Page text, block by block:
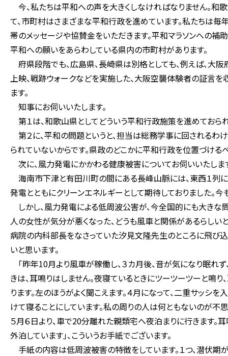
今、私たちは平和への声を大きくしなければなりません。和
て、市町村はさまざまな平和行政を進めています。私たちは
帯のメッセージや協賛金をいただきます。平和マラソンへの補
平和への願いをあらわしている県内の市町村があります。
府県段階でも、広島県、長崎県は別格としても、例えば、大
上映、戦跡ウォークなどを実施した、大阪空襲体験者の証言
ます。
知事にお伺いいたします。
第１は、和歌山県としてどういう平和行政施策を進めておられ
第２に、平和の問題というと、担当は総務学事に回されるわ
られていないからです。県政のどこかに平和行政を位置づける
次に、風力発電にかかわる健康被害についてお伺いいたしま
海南市下津と有田川町の間にある長峰山脈には、東西１列
発電とともにクリーンエネルギーとして期待しておりました。
しかし、風力発電による低周波公害が、今全国的にも大きな
人の女性が気分が悪くなった、どうも風車と関係があるらし
病院の内科部長をなさっていた汐見文隆先生のところに飛び
いと思います。
「昨年10月より風車が稼働し、３カ月後、音が気になり眠れ
きは、耳鳴りはしません。夜寝ているときにツーツーツーと鳴
ります。左のほうがよく聞こえます。４月になって、二重サッ
けて寝ることにしています。私の周りの人は何ともないのが不
５月６日より、車で20分離れた親類宅へ夜泊まりに行きます。
外泊しています」、こういうお手紙でございます。
手紙の内容は低周波被害の特徴をしています。１つ、潜伏期